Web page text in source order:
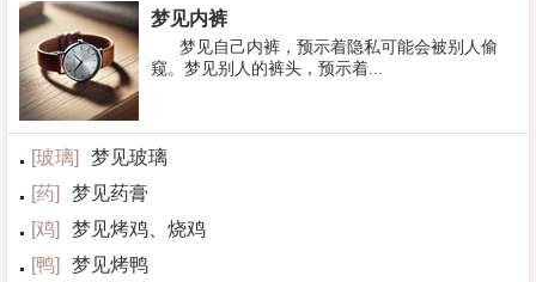
梦见内裤
梦见自己内裤，预示着隐私可能会被别人偷
窥。梦见别人的裤头，预示着...
[玻璃]
梦见玻璃
[药]
梦见药膏
[鸡]
梦见烤鸡、烧鸡
[鸭] 梦见烤鸭